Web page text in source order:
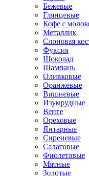
Бежевые
Глянцевые
Кофе с
Металлик
Слоновая
Фуксия
Шоколад
Шампань
Оливковые
Оранжевые
Вишневые
Изумрудные
Венге
Ореховые
Янтарные
Сиреневые
Салатовые
Фиолетовые
Мятные
Золотые